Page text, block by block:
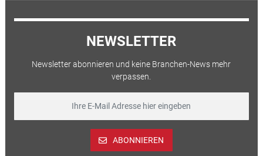
NEWSLETTER
Newsletter abonnieren und keine Branchen-News mehr
verpassen.
ABONNIEREN